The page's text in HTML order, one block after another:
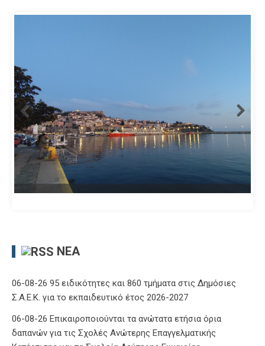
Σ.Α.Ε.Κ. για το εκπαιδευτικό έτος 2026-2027
δαπανών για τις Σχολές Ανώτερης Επαγγελματικής
Κατάρτισης και τα Σχολεία Δεύτερης Ευκαιρίας
06-08-26 Κύρωση αξιολογικού πίνακα για την κάλυψη με
απόσπαση της θέσης κλ. ΠΕ04.04 Βιολόγων στο ΕΣ